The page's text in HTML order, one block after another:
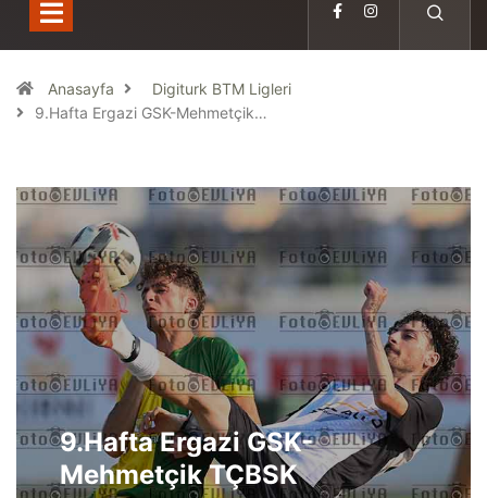
Anasayfa
Digiturk BTM Ligleri
9.Hafta Ergazi GSK-Mehmetçik…
9.Hafta Ergazi GSK-
Mehmetçik TÇBSK